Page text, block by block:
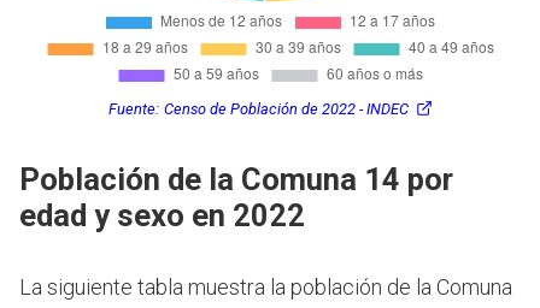
Fuente: Censo de Población de 2022 - INDEC
Población de la Comuna 14 por
edad y sexo en 2022
La siguiente tabla muestra la población de la Comuna